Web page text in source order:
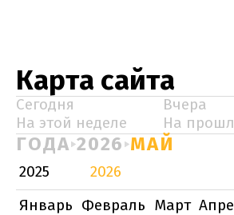
Карта сайта
Сегодня
Вчера
На этой неделе
На
ГОДА 2026 МАЙ
2025
2026
Январь Февраль Март